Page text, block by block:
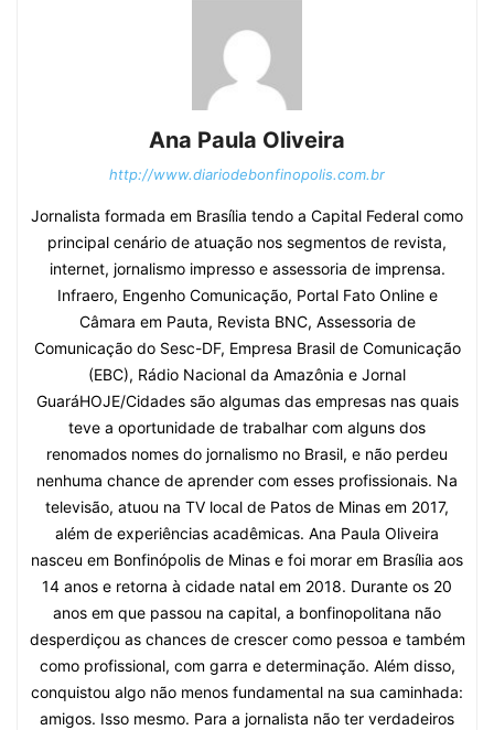
Ana Paula Oliveira
http://www.diariodebonfinopolis.com.br
Jornalista formada em Brasília tendo a Capital Federal como
principal cenário de atuação nos segmentos de revista,
internet, jornalismo impresso e assessoria de imprensa.
Infraero, Engenho Comunicação, Portal Fato Online e
Câmara em Pauta, Revista BNC, Assessoria de
Comunicação do Sesc-DF, Empresa Brasil de Comunicação
(EBC), Rádio Nacional da Amazônia e Jornal
GuaráHOJE/Cidades são algumas das empresas nas quais
teve a oportunidade de trabalhar com alguns dos
renomados nomes do jornalismo no Brasil, e não perdeu
nenhuma chance de aprender com esses profissionais. Na
televisão, atuou na TV local de Patos de Minas em 2017,
além de experiências acadêmicas. Ana Paula Oliveira
nasceu em Bonfinópolis de Minas e foi morar em Brasília aos
14 anos e retorna à cidade natal em 2018. Durante os 20
anos em que passou na capital, a bonfinopolitana não
desperdiçou as chances de crescer como pessoa e também
como profissional, com garra e determinação. Além disso,
conquistou algo não menos fundamental na sua caminhada:
amigos. Isso mesmo. Para a jornalista não ter verdadeiros